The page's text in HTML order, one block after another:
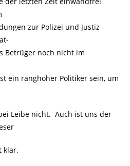
zur Polizei und Justiz
Betrüger noch nicht im
ein ranghoher Politiker sein, um
Leibe nicht. Auch ist uns der
klar.